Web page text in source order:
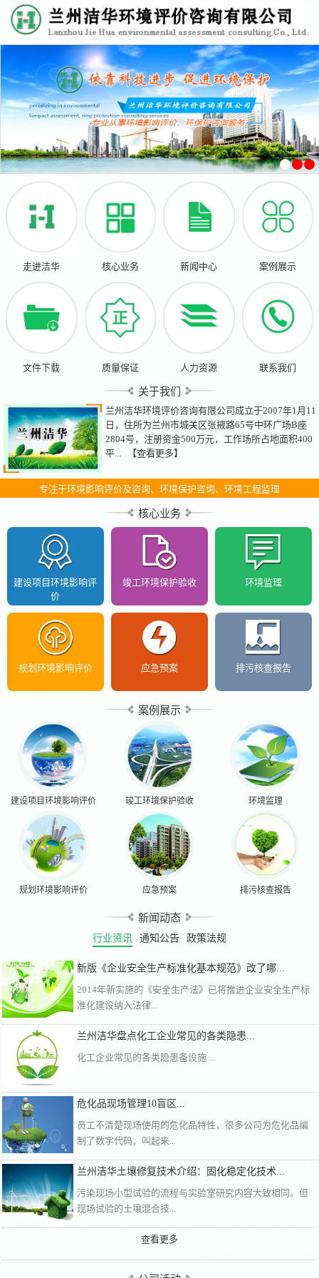
走进洁华 核心业务 新闻中心 案例展示
文件下载 质量保证 人力资源 联系我们
关于我们
兰州洁华环境评价咨询有限公司成立于2007年1月11
日，住所为兰州市城关区张掖路65号中环广场B座
2804号，注册资金500万元，工作场所占地面积400
平...
【查看更多】
专注于环境影响评价及咨询、环境保护咨询、环境工程监理
核心业务
建设项目环境影响评
价
竣工环境保护验收 环境监理
规划环境影响评价 应急预案 排污核查报告
案例展示
建设项目环境影响评价 竣工环境保护验收 环境监理
规划环境影响评价 应急预案 排污核查报告
新闻动态
行业资讯 通知公告 政策法规
新版《企业安全生产标准化基本规范》改了哪...
2014年新实施的《安全生产法》已将推进企业安全生产标
准化建设纳入法律...
兰州洁华盘点化工企业常见的各类隐患...
化工企业常见的各类隐患备设施 ...
危化品现场管理10盲区...
员工不清楚现场使用的危化品特性，很多公司为危化品编
制了数字代码，叫起来...
兰州洁华土壤修复技术介绍：固化稳定化技术...
污染现场小型试验的流程与实验室研究内容大致相同。但
现场试验的土壤混合技...
查看更多